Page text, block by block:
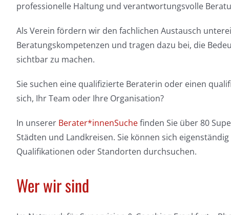
professionelle Haltung und verantwortungsvolle
Als Verein fördern wir den fachlichen Austausch
Beratungskompetenzen und tragen dazu bei, die
sichtbar zu machen.
Sie suchen eine qualifizierte Beraterin oder einen
sich, Ihr Team oder Ihre Organisation?
In unserer Berater*innenSuchefinden Sie über 80
Städten und Landkreisen. Sie können sich
Qualifikationen oder Standorten durchsuchen.
Wer wir sind